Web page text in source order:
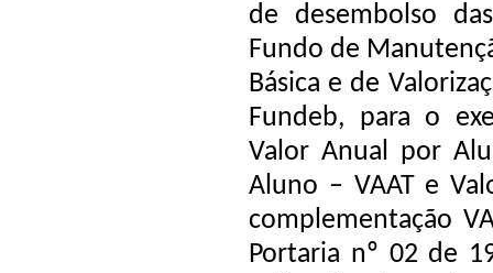
de desembolso
Fundo de
Básica e de
Fundeb, para o
Valor Anual por
Aluno – VAAT e
complementação
Portaria nº 02 de